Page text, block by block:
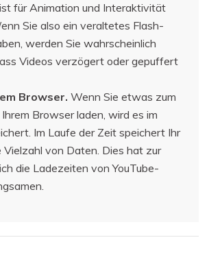
für Animation und Interaktivität
Sie also ein veraltetes Flash-
werden Sie wahrscheinlich
Videos verzögert oder gepuffert
Browser. Wenn Sie etwas zum
Browser laden, wird es im
Im Laufe der Zeit speichert Ihr
Vielzahl von Daten. Dies hat zur
die Ladezeiten von YouTube-